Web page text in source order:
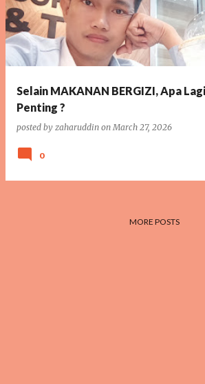
Selain MAKANAN BERGIZI, Apa
Penting ?
posted by zaharuddin onMarch 27, 2026
0
MORE POSTS